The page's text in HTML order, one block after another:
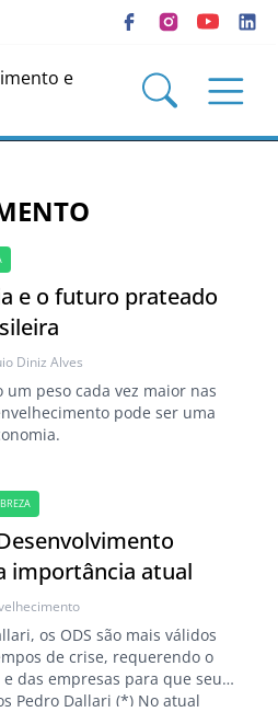
e o futuro prateado
Diniz Alves
um peso cada vez maior nas
pode ser uma
importância atual
os ODS são mais válidos
de crise, requerendo o
das empresas para que seus
Pedro Dallari (*) No atual